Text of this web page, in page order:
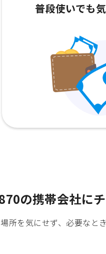
普段使いでも
の携帯会社に
所を気にせず、必要なと